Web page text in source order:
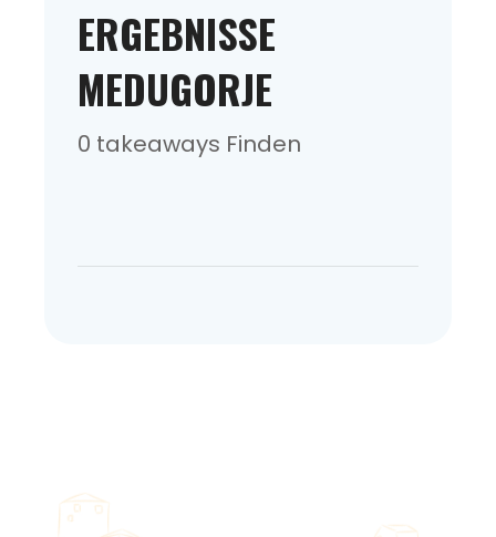
ERGEBNISSE
MEDUGORJE
0 takeaways Finden